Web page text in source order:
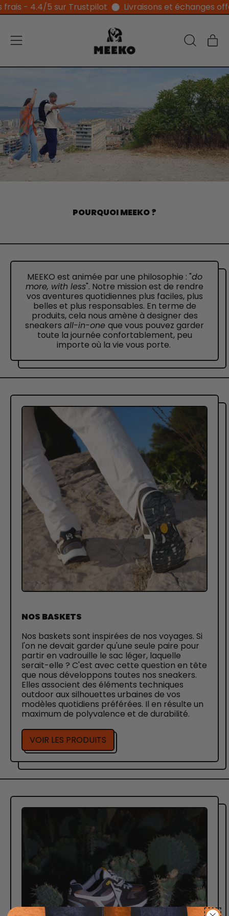
- 4.4/5 sur Trustpilot Livraisons et échanges
Menu
notre
site
POURQUOI MEEKO ?
MEEKO est animée par une philosophie : "do
more, with less". Notre mission est de rendre
vos aventures quotidiennes plus faciles, plus
belles et plus responsables. En terme de
produits, cela nous amène à designer des
sneakers all-in-one que vous pouvez garder
toute la journée confortablement, peu
importe où la vie vous porte.
NOS BASKETS
Nos baskets sont inspirées de nos voyages. Si
l'on ne devait garder qu'une seule paire pour
partir en vadrouille le sac léger, laquelle
serait-elle ? C'est avec cette question en tête
que nous développons toutes nos sneakers.
Elles associent des éléments techniques
outdoor aux silhouettes urbaines de vos
modèles quotidiens préférées. Il en résulte un
maximum de polyvalence et de durabilité.
VOIR LES PRODUITS